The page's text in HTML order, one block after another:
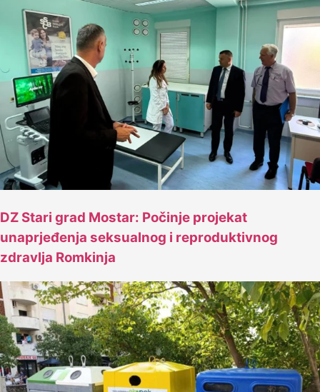
DZ Stari grad Mostar: Počinje projekat
unaprjeđenja seksualnog i reproduktivnog
zdravlja Romkinja